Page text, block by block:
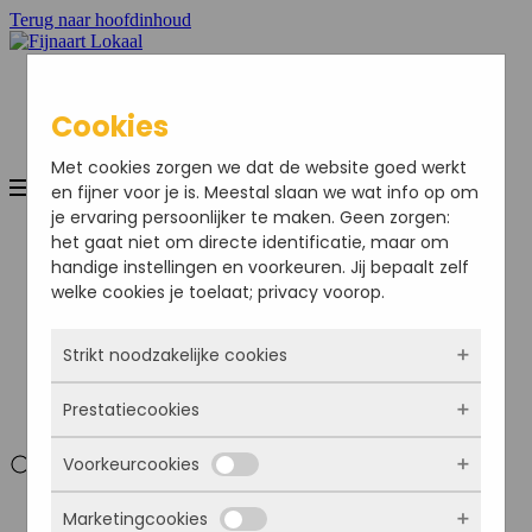
Terug naar hoofdinhoud
Home
Nieuws
Sport
Bedrijven
Adverteren
Colofon
Mijn Account
Cookies
Met cookies zorgen we dat de website goed werkt
en fijner voor je is. Meestal slaan we wat info op om
je ervaring persoonlijker te maken. Geen zorgen:
het gaat niet om directe identificatie, maar om
handige instellingen en voorkeuren. Jij bepaalt zelf
welke cookies je toelaat; privacy voorop.
Strikt noodzakelijke cookies
Deze cookies zorgen ervoor dat de website
überhaupt werkt. Ze zijn dus altijd actief en
kunnen niet worden uitgezet. Meestal worden
ze alleen geplaatst als jij iets doet, zoals
inloggen, een formulier invullen of je
Prestatiecookies
Met deze cookies zien we hoe vaak onze site
bezocht wordt, waar bezoekers vandaan
komen en welke pagina’s populair zijn. Zo
Voorkeurcookies
Deze cookies onthouden jouw voorkeuren.
Marketingcookies